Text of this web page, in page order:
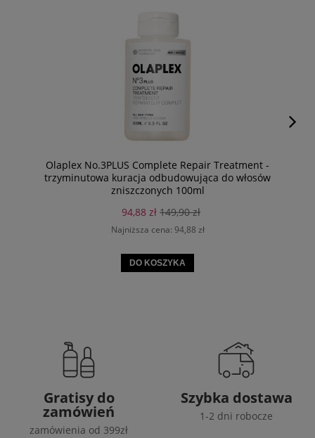
Olaplex No.3PLUS Complete Repair Treatment -
trzyminutowa kuracja odbudowująca do włosów
zniszczonych 100ml
94,88 zł 149,90 zł
Najniższa cena: 94,88 zł
DO KOSZYKA
Gratisy do
zamówień
zamówienia od 399zł
Szybka dostawa
1-2 dni robocze